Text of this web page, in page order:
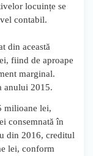
locuințe se
contabil.
din această
fiind de aproape
marginal.
anului 2015.
milioane lei,
consemnată în
din 2016, creditul
lei, conform